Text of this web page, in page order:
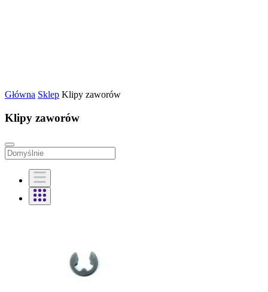
Główna Sklep Klipy zaworów
Klipy zaworów